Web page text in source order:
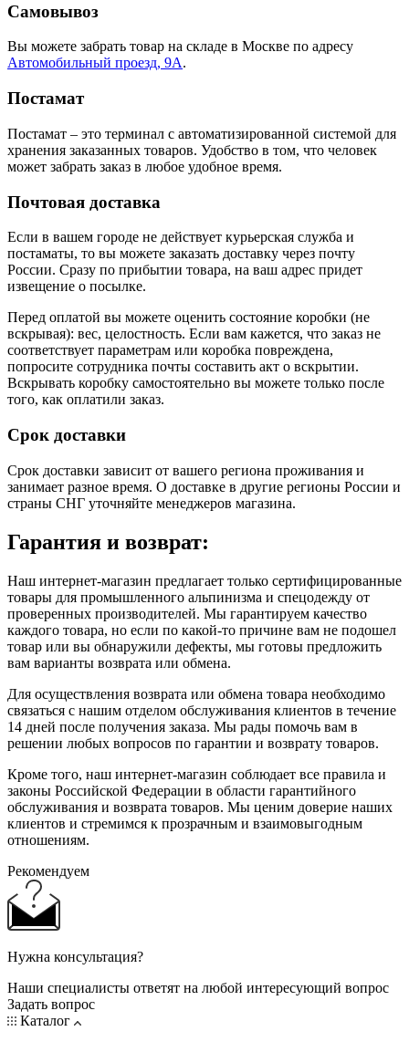
Самовывоз
Вы можете забрать товар на складе в Москве по адресу
Автомобильный проезд, 9А.
Постамат
Постамат – это терминал с автоматизированной системой для
хранения заказанных товаров. Удобство в том, что человек
может забрать заказ в любое удобное время.
Почтовая доставка
Если в вашем городе не действует курьерская служба и
постаматы, то вы можете заказать доставку через почту
России. Сразу по прибытии товара, на ваш адрес придет
извещение о посылке.
Перед оплатой вы можете оценить состояние коробки (не
вскрывая): вес, целостность. Если вам кажется, что заказ не
соответствует параметрам или коробка повреждена,
попросите сотрудника почты составить акт о вскрытии.
Вскрывать коробку самостоятельно вы можете только после
того, как оплатили заказ.
Срок доставки
Срок доставки зависит от вашего региона проживания и
занимает разное время. О доставке в другие регионы России и
страны СНГ уточняйте менеджеров магазина.
Гарантия и возврат:
Наш интернет-магазин предлагает только сертифицированные
товары для промышленного альпинизма и спецодежду от
проверенных производителей. Мы гарантируем качество
каждого товара, но если по какой-то причине вам не подошел
товар или вы обнаружили дефекты, мы готовы предложить
вам варианты возврата или обмена.
Для осуществления возврата или обмена товара необходимо
связаться с нашим отделом обслуживания клиентов в течение
14 дней после получения заказа. Мы рады помочь вам в
решении любых вопросов по гарантии и возврату товаров.
Кроме того, наш интернет-магазин соблюдает все правила и
законы Российской Федерации в области гарантийного
обслуживания и возврата товаров. Мы ценим доверие наших
клиентов и стремимся к прозрачным и взаимовыгодным
отношениям.
Рекомендуем
Нужна консультация?
Наши специалисты ответят на любой интересующий вопрос
Задать вопрос
Каталог